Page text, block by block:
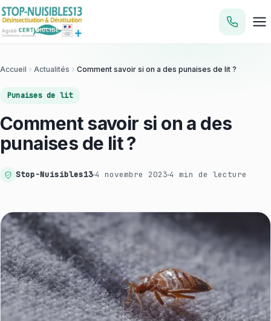
Accueil Actualités Comment savoir si on a des punaises de lit ?
Punaises de lit
Comment savoir si on a des
punaises de lit ?
Stop-Nuisibles134 novembre 2023 4 min de lecture